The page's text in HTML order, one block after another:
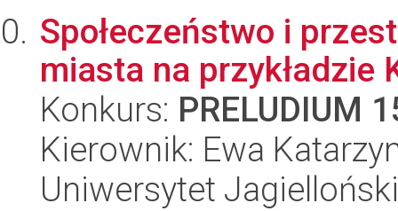
Społeczeństwo i
miasta na przykładzie
Konkurs: PRELUDIUM
Kierownik: Ewa
Uniwersytet